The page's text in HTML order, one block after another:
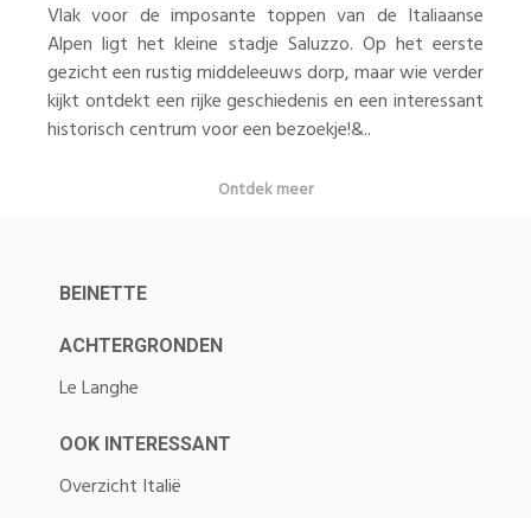
Vlak voor de imposante toppen van de Italiaanse
Alpen ligt het kleine stadje Saluzzo. Op het eerste
gezicht een rustig middeleeuws dorp, maar wie verder
kijkt ontdekt een rijke geschiedenis en een interessant
historisch centrum voor een bezoekje!&..
Ontdek meer
BEINETTE
ACHTERGRONDEN
Le Langhe
OOK INTERESSANT
Overzicht Italië